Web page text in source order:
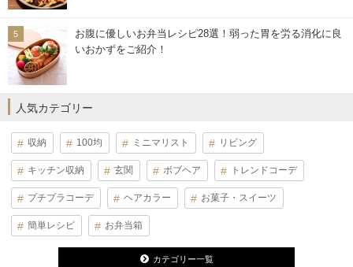
お腹に優しいお弁当レシピ28選！弱った胃を労る消化に良
いおかずをご紹介！
人気カテゴリー
収納 100均 ミニマリスト リビング
キッチン収納 玄関 ボブヘア トレンドコーデ
プチプラコーデ ヘアカラー お菓子・スイーツ
簡単レシピ お弁当箱
カテゴリー一覧